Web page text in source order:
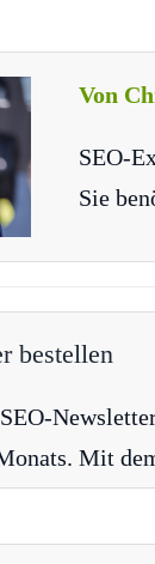
Von
SEO-
Sie
bestellen
Mit